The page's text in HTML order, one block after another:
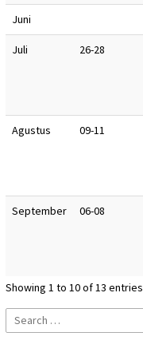
Juni
Juli 26-28
Agustus 09-11
September 06-08
Showing 1 to 10 of 13 entries
Search
for: